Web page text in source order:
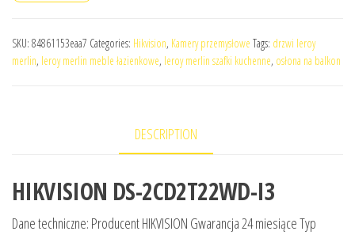
SKU: 84861153eaa7 Categories: Hikvision, Kamery przemysłowe Tags: drzwi leroy
merlin, leroy merlin meble łazienkowe, leroy merlin szafki kuchenne, osłona na balkon
DESCRIPTION
HIKVISION DS-2CD2T22WD-I3
Dane techniczne: Producent HIKVISION Gwarancja 24 miesiące Typ